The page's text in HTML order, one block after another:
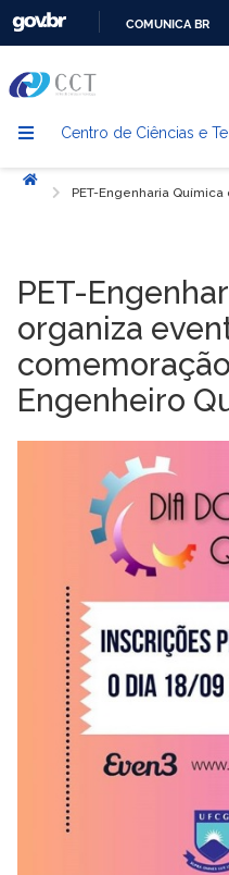
COMUNICA BR
Centro de Ciências e
Início
PET-Engenharia
PET-
organiza
Engenheiro